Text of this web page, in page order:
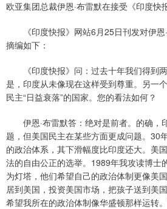
欧亚集团总裁伊恩·布雷默在接受《印度快
《印度快报》网站6月25日刊发对伊恩
摘编如下：
《印度快报》问：过去十年我们得到
是，印度从未像现在这样受到尊重。另一
民主“日益衰落”的国家。您的看法如何？
伊恩·布雷默答：绝对是前者。的确，
题，但美国民主在某些方面更成问题。30
的政治体系，其下滑幅度比印度还大。美
法的自由公正的选举。1989年我攻读博士
为灯塔，他们希望自己的政治体制更像美
居到美国，投资美国市场，把孩子送到美
希望我所在的政治体制像华盛顿那样运转